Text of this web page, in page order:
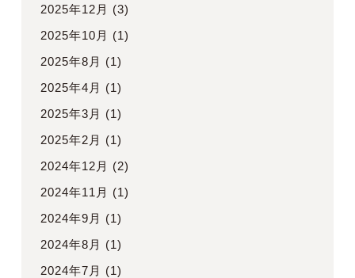
2025年12月 (3)
2025年10月 (1)
2025年8月 (1)
2025年4月 (1)
2025年3月 (1)
2025年2月 (1)
2024年12月 (2)
2024年11月 (1)
2024年9月 (1)
2024年8月 (1)
2024年7月 (1)